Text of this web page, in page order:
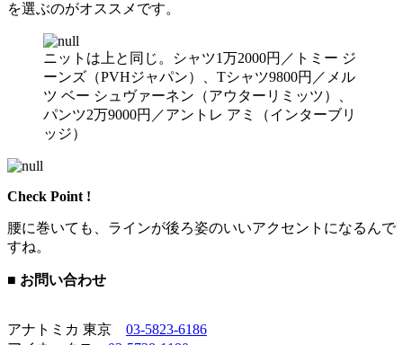
を選ぶのがオススメです。
ニットは上と同じ。シャツ1万2000円／トミー ジ
ーンズ（PVHジャパン）、Tシャツ9800円／メル
ツ ベー シュヴァーネン（アウターリミッツ）、
パンツ2万9000円／アントレ アミ（インターブリ
ッジ）
Check Point !
腰に巻いても、ラインが後ろ姿のいいアクセントになるんで
すね。
■ お問い合わせ
アナトミカ 東京 03-5823-6186